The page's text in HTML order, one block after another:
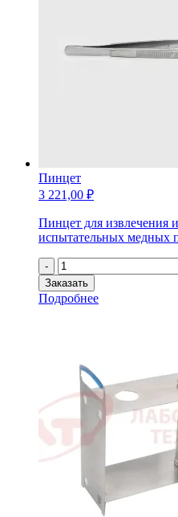
Пинцет
3 221,00 ₽
Пинцет для извлечения
испытательных медных
-
Количество
товара
Пинцет
Заказать
Подробнее